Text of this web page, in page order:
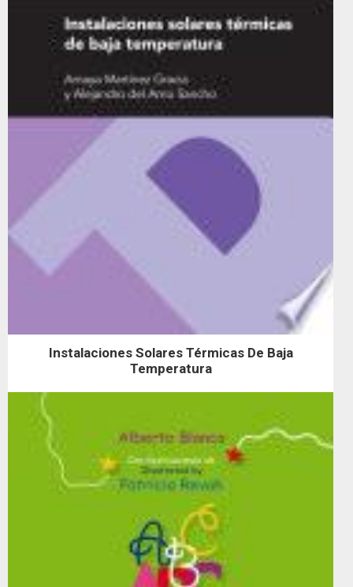
Instalaciones Solares Térmicas De Baja
Temperatura